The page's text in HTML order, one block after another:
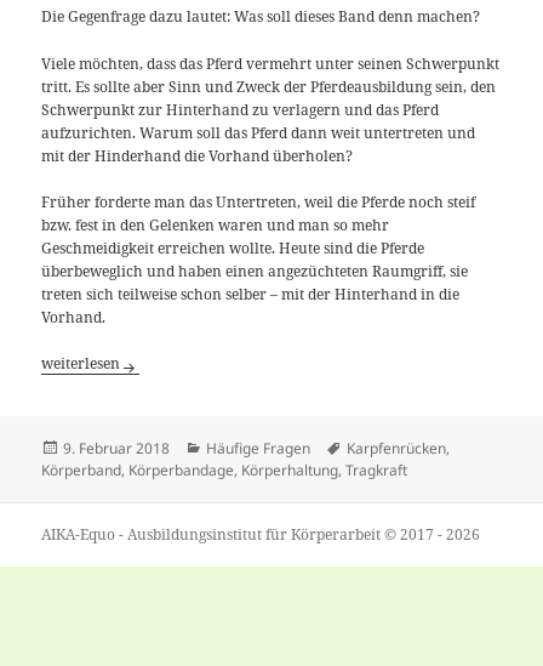
Die Gegenfrage dazu lautet: Was soll dieses Band denn machen?
Viele möchten, dass das Pferd vermehrt unter seinen Schwerpunkt
tritt. Es sollte aber Sinn und Zweck der Pferdeausbildung sein, den
Schwerpunkt zur Hinterhand zu verlagern und das Pferd
aufzurichten. Warum soll das Pferd dann weit untertreten und
mit der Hinderhand die Vorhand überholen?
Früher forderte man das Untertreten, weil die Pferde noch steif
bzw. fest in den Gelenken waren und man so mehr
Geschmeidigkeit erreichen wollte. Heute sind die Pferde
überbeweglich und haben einen angezüchteten Raumgriff, sie
treten sich teilweise schon selber – mit der Hinterhand in die
Vorhand.
[Frage] Kann uns ein Band, um die Hinterhand, beim Training
weiterlesen
Veröffentlicht
am
9. Februar 2018 Kategorien
Häufige Fragen Tags
Karpfenrücken,
Körperband, Körperbandage, Körperhaltung,Tragkraft
AIKA-Equo - Ausbildungsinstitut für Körperarbeit © 2017 - 2026